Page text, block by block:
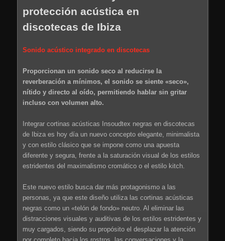
protección acústica en
discotecas de Ibiza
Sonido acústico integrado en discotecas
Proporcionan un sonido seco al reducirse la
reverberación a mínimos, el sonido se siente «seco»,
nítido y directo al oído, permitiendo hablar sin gritar
incluso con volumen alto.
Integrar cortinas acústicas Insoudtex negras en discotecas
de Ibiza es hoy día un nuevo concepto elegante, minimalista
y con estilo clásico que se impone como una apuesta
diferente y segura, frente a la saturación visual de los estilos
estridentes del maximalismo cromático o el estilo kitch.
Este nuevo estilo busca dar más protagonismo a las
personas, ya que este diseño utiliza las cortinas acústicas
negras como un «telón de fondo» neutro. Al eliminar las
distracciones visuales y auditivas de los estilos estridentes y
muy cargados, siendo su propósito el desplazar la atención